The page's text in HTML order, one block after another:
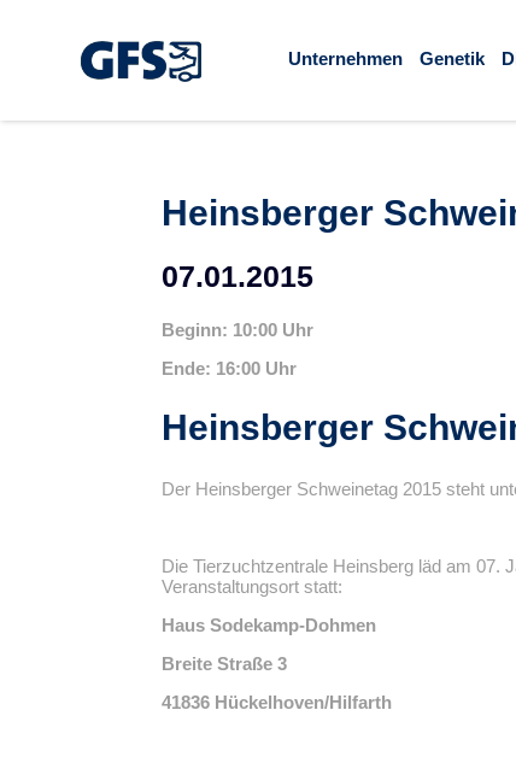
Unternehmen Genetik
Heinsberger
07.01.2015
Beginn: 10:00 Uhr
Ende: 16:00 Uhr
Heinsberger
Der Heinsberger Schweinetag 2015 steht
Die Tierzuchtzentrale Heinsberg läd am 07.
Veranstaltungsort statt:
Haus Sodekamp-Dohmen
Breite Straße 3
41836 Hückelhoven/Hilfarth